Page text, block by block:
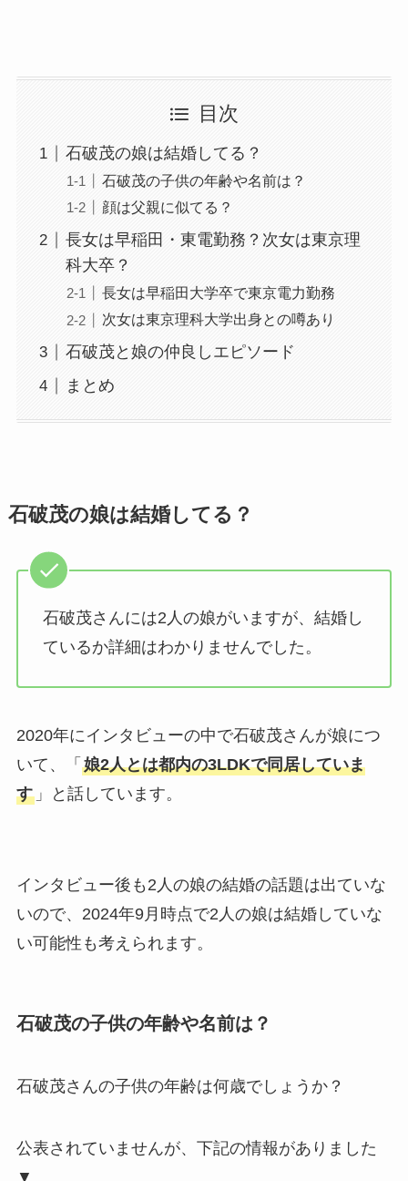
目次
石破茂の娘は結婚してる？
石破茂の子供の年齢や名前は？
顔は父親に似てる？
長女は早稲田・東電勤務？次女は東京理
科大卒？
長女は早稲田大学卒で東京電力勤務
次女は東京理科大学出身との噂あり
石破茂と娘の仲良しエピソード
まとめ
石破茂の娘は結婚してる？
石破茂さんには2人の娘がいますが、結婚し
ているか詳細はわかりませんでした。
2020年にインタビューの中で石破茂さんが娘につ
いて、「 娘2人とは都内の3LDKで同居していま
す」と話しています。
インタビュー後も2人の娘の結婚の話題は出ていな
いので、2024年9月時点で2人の娘は結婚していな
い可能性も考えられます。
石破茂の子供の年齢や名前は？
石破茂さんの子供の年齢は何歳でしょうか？
公表されていませんが、下記の情報がありました